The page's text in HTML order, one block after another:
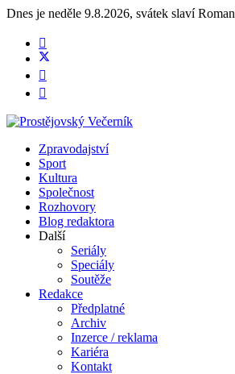
Dnes je neděle 9.8.2026, svátek slavíRoman
Zpravodajství
Sport
Kultura
Společnost
Rozhovory
Blog redaktora
Další
Seriály
Speciály
Soutěže
Redakce
Předplatné
Archiv
Inzerce / reklama
Kariéra
Kontakt